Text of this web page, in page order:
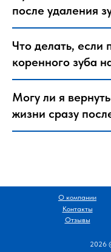
после удаления
Что делать, если
коренного зуба
Могу ли я
жизни сразу
2026
О компании
Отзывы
Контакты